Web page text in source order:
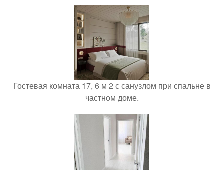
Гостевая комната 17, 6 м 2 с санузлом при спальне в
частном доме.